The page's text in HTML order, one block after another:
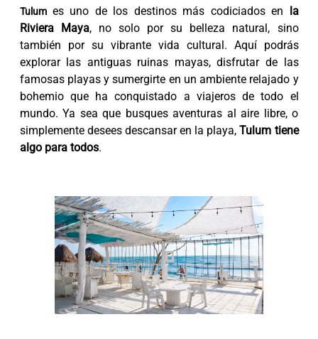
Tulumes uno de los destinos más codiciados en
la
Riviera Maya, no solo por su belleza natural, sino
también por su vibrante vida cultural. Aquí podrás
explorar las antiguas ruinas mayas, disfrutar de las
famosas playas y sumergirte en un ambiente relajado y
bohemio que ha conquistado a viajeros de todo el
mundo. Ya sea que busques aventuras al aire libre, o
simplemente desees descansar en la playa,Tulum tiene
algo para todos.